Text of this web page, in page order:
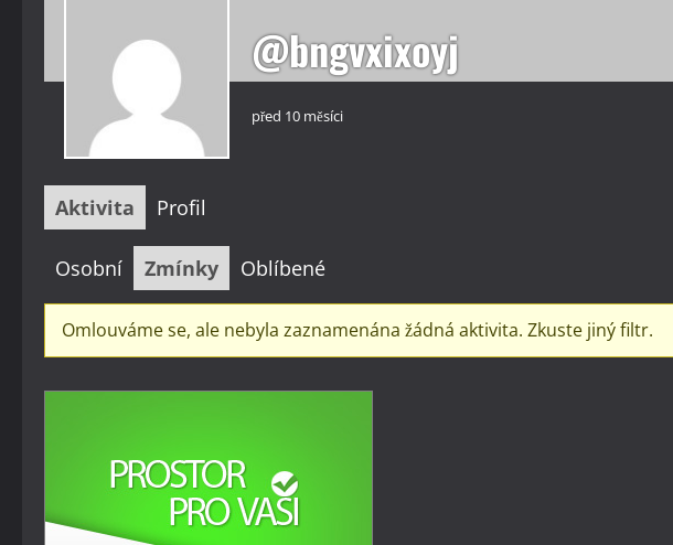
@bngvxixoyj
před 10 měsíci
Aktivita Profil
Osobní Zmínky Oblíbené
Omlouváme se, ale nebyla zaznamenána žádná aktivita. Zkuste jiný filtr.